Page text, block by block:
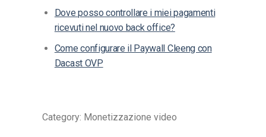
Dove posso controllare i miei pagamenti
ricevuti nel nuovo back office?
Come configurare il Paywall Cleeng con
Dacast OVP
Category: Monetizzazione video